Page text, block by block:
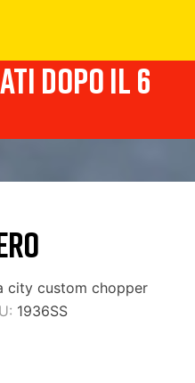
dopo il 6
city custom chopper
1936SS